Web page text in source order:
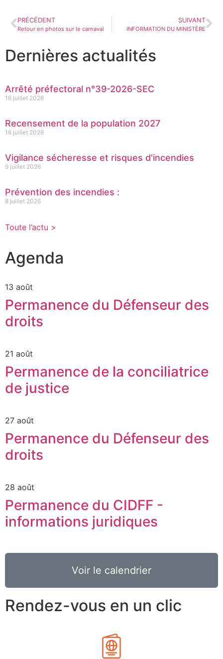
PRÉCÉDENT
Retour en photos sur le carnaval
SUIVANT
INFORMATION DU MINISTÈRE
Dernières actualités
Arrêté préfectoral n°39-2026-SEC
16 juillet 2026
Recensement de la population 2027
16 juillet 2026
Vigilance sécheresse et risques d’incendies
9 juillet 2026
Prévention des incendies :
8 juillet 2026
Toute l’actu >
Agenda
13 août
Permanence du Défenseur des
droits
21 août
Permanence de la conciliatrice
de justice
27 août
Permanence du Défenseur des
droits
28 août
Permanence du CIDFF -
informations juridiques
Voir le calendrier
Rendez-vous en un clic